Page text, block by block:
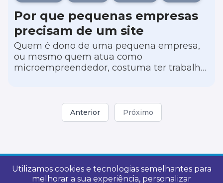
Por que pequenas empresas
precisam de um site
Quem é dono de uma pequena empresa,
ou mesmo quem atua como
microempreendedor, costuma ter trabalho
acaba deixando de lado o projeto de ter
um espaço seu na internet.
Anterior Próximo
Utilizamos cookies e tecnologias semelhantes para
melhorar a sua experiência, personalizar